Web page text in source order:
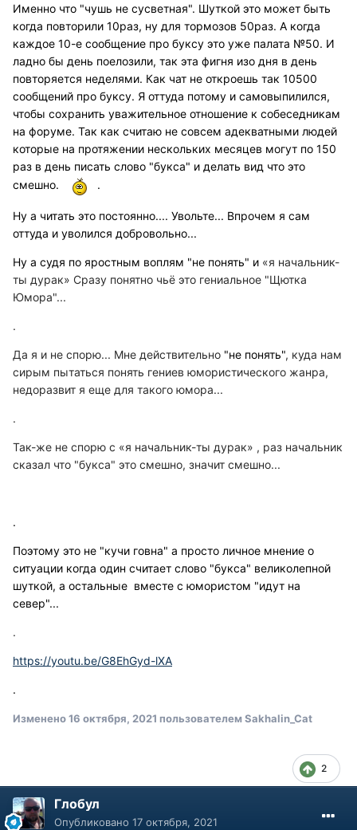
Именно что "чушь не сусветная". Шуткой это может быть
когда повторили 10раз, ну для тормозов 50раз. А когда
каждое 10-е сообщение про буксу это уже палата №50. И
ладно бы день поелозили, так эта фигня изо дня в день
повторяется неделями. Как чат не откроешь так 10500
сообщений про буксу. Я оттуда потому и самовыпилился,
чтобы сохранить уважительное отношение к собеседникам
на форуме. Так как считаю не совсем адекватными людей
которые на протяжении нескольких месяцев могут по 150
раз в день писать слово "букса" и делать вид что это
смешно.
.
Ну а читать это постоянно.... Увольте... Впрочем я сам
оттуда и уволился добровольно...
Ну а судя по яростным воплям "не понять" и «я начальник-
ты дурак» Сразу понятно чьё это гениальное "Щютка
Юмора"...
.
Да я и не спорю... Мне действительно "не понять", куда нам
сирым пытаться понять гениев юмористического жанра,
недоразвит я еще для такого юмора...
.
Так-же не спорю с «я начальник-ты дурак» , раз начальник
сказал что "букса" это смешно, значит смешно...
.
Поэтому это не "кучи говна" а просто личное мнение о
ситуации когда один считает слово "букса" великолепной
шуткой, а остальные вместе с юмористом "идут на
север"...
.
https://youtu.be/G8EhGyd-lXA
.
Изменено16 октября, 2021 пользователем Sakhalin_Cat
2
Глобул
Опубликовано 17 октября, 2021